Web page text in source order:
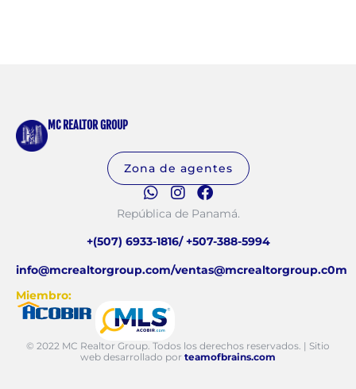
MC REALTOR GROUP
Zona de agentes
República de Panamá.
+(507) 6933-1816/ +507-388-5994
info@mcrealtorgroup.com/ventas@mcrealtorgroup.c0m
Miembro:
© 2022 MC Realtor Group. Todos los derechos reservados. | Sitio
web desarrollado por teamofbrains.com